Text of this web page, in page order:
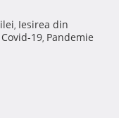
, Iesirea din
Covid-19, Pandemie